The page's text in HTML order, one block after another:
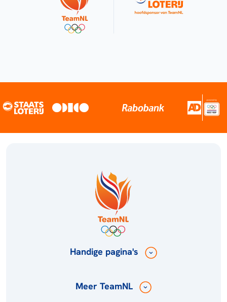
Handige pagina's
Meer TeamNL